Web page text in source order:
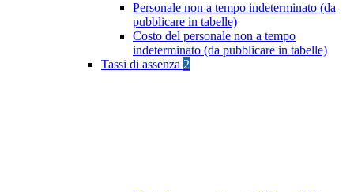
Personale non a tempo indeterminato (da
pubblicare in tabelle)
Costo del personale non a tempo
indeterminato (da pubblicare in tabelle)
Tassi di assenza 2